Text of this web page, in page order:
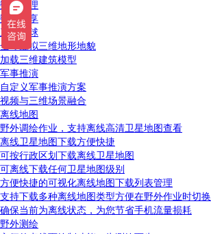
数据管理
数据分享
三维地球
全球虚拟三维地形地貌
加载三维建筑模型
军事推演
自定义军事推演方案
视频与三维场景融合
离线地图
野外调绘作业，支持离线高清卫星地图查看
离线卫星地图下载方便快捷
可按行政区划下载离线卫星地图
可离线下载任何卫星地图级别
方便快捷的可视化离线地图下载列表管理
支持下载多种离线地图类型方便在野外作业时切换
确保当前为离线状态，为您节省手机流量损耗
野外测绘